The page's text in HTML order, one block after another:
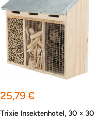
Sonderpreis
25,79 €
Trixie Insektenhotel, 30 × 30